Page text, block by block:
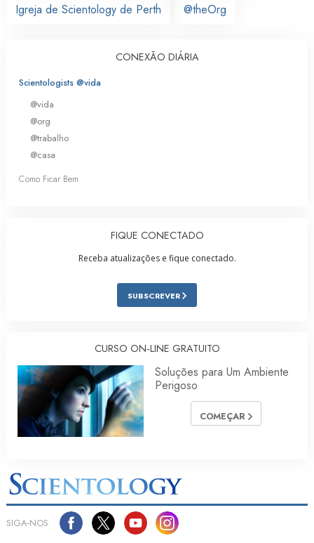
Igreja de Scientology de Perth @theOrg
CONEXÃO DIÁRIA
Scientologists @vida
@vida
@org
@trabalho
@casa
Como Ficar Bem
FIQUE CONECTADO
Receba atualizações e fique conectado.
SUBSCREVER
CURSO ON‑LINE GRATUITO
Soluções para Um Ambiente
Perigoso
COMEÇAR
SIGA‑NOS